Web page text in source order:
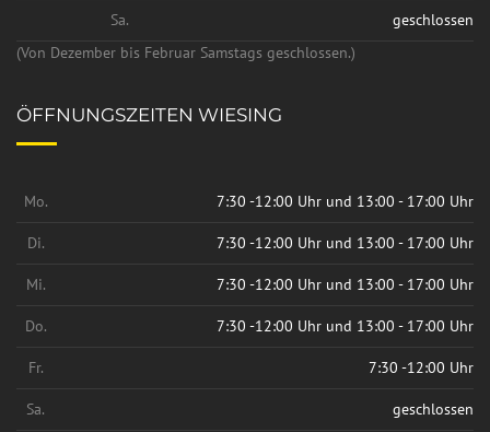
Sa.
geschlossen
(Von Dezember bis Februar Samstags geschlossen.)
ÖFFNUNGSZEITEN WIESING
Mo. 7:30 -12:00 Uhr und 13:00 - 17:00 Uhr
Di. 7:30 -12:00 Uhr und 13:00 - 17:00 Uhr
Mi. 7:30 -12:00 Uhr und 13:00 - 17:00 Uhr
Do. 7:30 -12:00 Uhr und 13:00 - 17:00 Uhr
Fr. 7:30 -12:00 Uhr
Sa. geschlossen